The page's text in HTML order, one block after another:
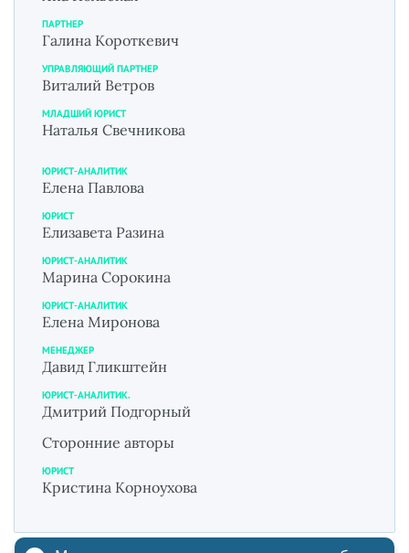
ПАРТНЕР
Галина Короткевич
УПРАВЛЯЮЩИЙ ПАРТНЕР
Виталий Ветров
МЛАДШИЙ ЮРИСТ
Наталья Свечникова
ЮРИСТ-АНАЛИТИК
Елена Павлова
ЮРИСТ
Елизавета Разина
ЮРИСТ-АНАЛИТИК
Марина Сорокина
ЮРИСТ-АНАЛИТИК
Елена Миронова
МЕНЕДЖЕР
Давид Гликштейн
ЮРИСТ-АНАЛИТИК.
Дмитрий Подгорный
Сторонние авторы
ЮРИСТ
Кристина Корноухова